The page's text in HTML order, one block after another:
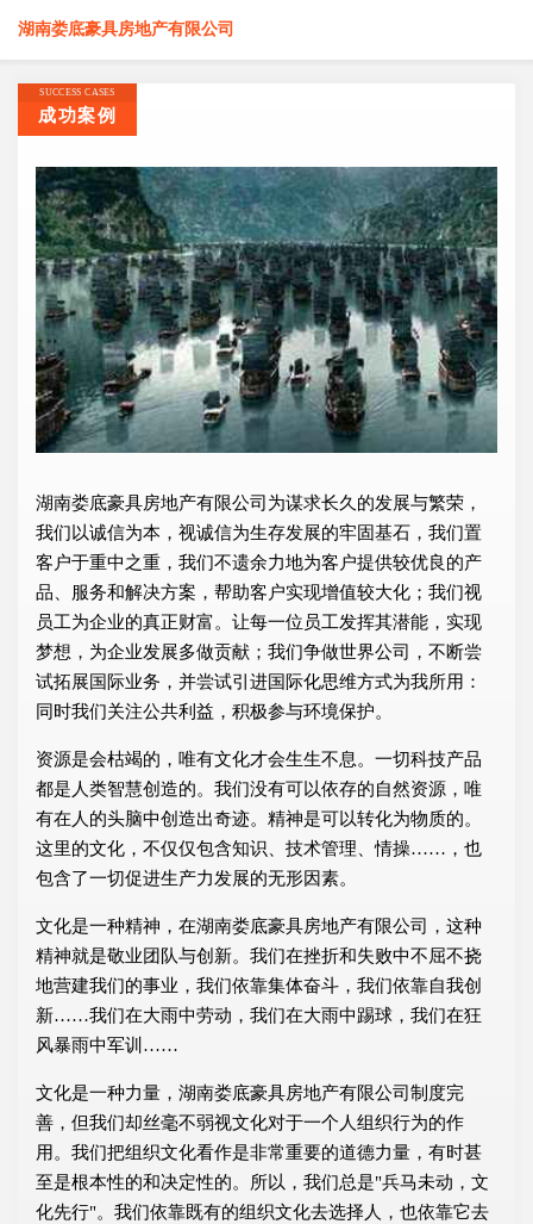
湖南娄底豪具房地产有限公司
SUCCESS CASES
成功案例
湖南娄底豪具房地产有限公司为谋求长久的发展与繁荣，
我们以诚信为本，视诚信为生存发展的牢固基石，我们置
客户于重中之重，我们不遗余力地为客户提供较优良的产
品、服务和解决方案，帮助客户实现增值较大化；我们视
员工为企业的真正财富。让每一位员工发挥其潜能，实现
梦想，为企业发展多做贡献；我们争做世界公司，不断尝
试拓展国际业务，并尝试引进国际化思维方式为我所用：
同时我们关注公共利益，积极参与环境保护。
资源是会枯竭的，唯有文化才会生生不息。一切科技产品
都是人类智慧创造的。我们没有可以依存的自然资源，唯
有在人的头脑中创造出奇迹。精神是可以转化为物质的。
这里的文化，不仅仅包含知识、技术管理、情操……，也
包含了一切促进生产力发展的无形因素。
文化是一种精神，在湖南娄底豪具房地产有限公司，这种
精神就是敬业团队与创新。我们在挫折和失败中不屈不挠
地营建我们的事业，我们依靠集体奋斗，我们依靠自我创
新……我们在大雨中劳动，我们在大雨中踢球，我们在狂
风暴雨中军训……
文化是一种力量，湖南娄底豪具房地产有限公司制度完
善，但我们却丝毫不弱视文化对于一个人组织行为的作
用。我们把组织文化看作是非常重要的道德力量，有时甚
至是根本性的和决定性的。所以，我们总是"兵马未动，文
化先行"。我们依靠既有的组织文化去选择人，也依靠它去